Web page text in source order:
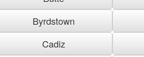
Byrdstown
Cadiz